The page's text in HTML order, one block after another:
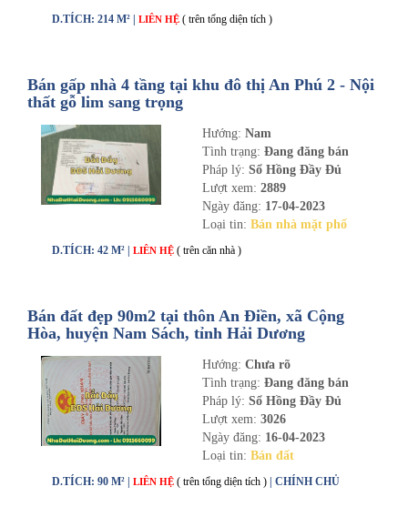
D.TÍCH: 214 M² | LIÊN HỆ ( trên tổng diện tích )
Bán gấp nhà 4 tầng tại khu đô thị An Phú 2 - Nội
thất gỗ lim sang trọng
Hướng: Nam
Tình trạng: Đang đăng bán
Pháp lý: Sổ Hồng Đầy Đủ
Lượt xem: 2889
Ngày đăng: 17-04-2023
Loại tin: Bán nhà mặt phố
D.TÍCH: 42 M² | LIÊN HỆ ( trên căn nhà )
Bán đất đẹp 90m2 tại thôn An Điền, xã Cộng
Hòa, huyện Nam Sách, tỉnh Hải Dương
Hướng: Chưa rõ
Tình trạng: Đang đăng bán
Pháp lý: Sổ Hồng Đầy Đủ
Lượt xem: 3026
Ngày đăng: 16-04-2023
Loại tin: Bán đất
D.TÍCH: 90 M² | LIÊN HỆ ( trên tổng diện tích ) | CHÍNH CHỦ